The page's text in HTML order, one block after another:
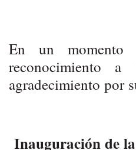
En un momento
reconocimiento
agradecimiento por
Inauguración de